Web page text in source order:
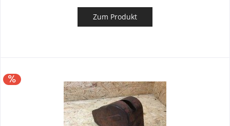
Zum Produkt